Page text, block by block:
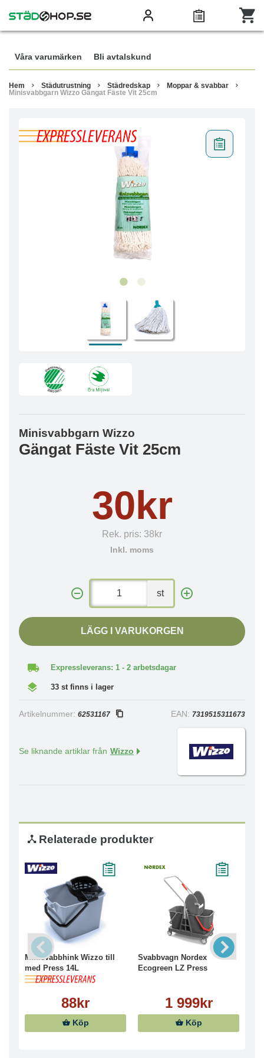
Våra varumärken Bli avtalskund
Hem Städutrustning Städredskap
Moppar & svabbar
Minisvabbgarn Wizzo Gängat Fäste Vit 25cm
Minisvabbgarn Wizzo
Gängat Fäste Vit 25cm
30kr
Rek. pris: 38kr
Inkl. moms
st
LÄGG I VARUKORGEN
Expressleverans: 1 - 2 arbetsdagar
33 st finns i lager
Artikelnummer: 62531167 EAN: 7319515311673
Se liknande artiklar från Wizzo
Relaterade produkter
Minisvabbhink Wizzo till
med Press 14L
88kr
Köp
Svabbvagn Nordex
Ecogreen LZ Press
1 999kr
Köp